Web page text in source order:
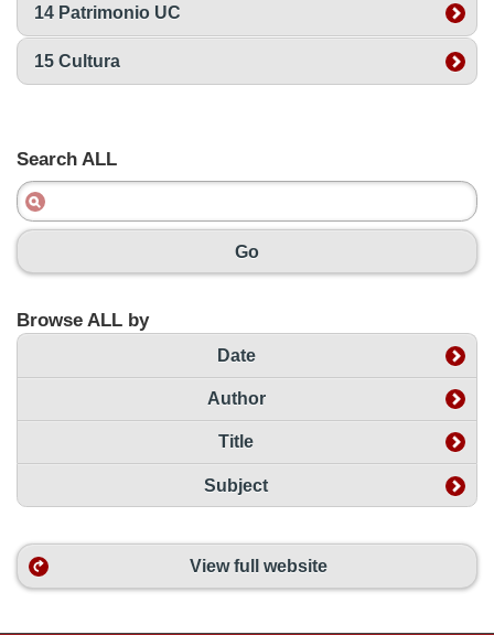
14 Patrimonio UC
15 Cultura
Search ALL
Go
Browse ALL by
Date
Author
Title
Subject
View full website